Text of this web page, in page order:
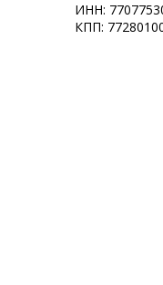
ИНН:
КПП: